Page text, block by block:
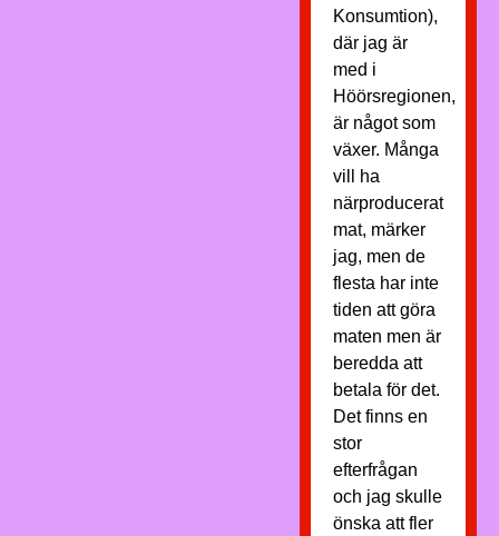
Konsumtion),
där jag är
med i
Höörsregionen,
är något som
växer. Många
vill ha
närproducerat
mat, märker
jag, men de
flesta har inte
tiden att göra
maten men är
beredda att
betala för det.
Det finns en
stor
efterfrågan
och jag skulle
önska att fler